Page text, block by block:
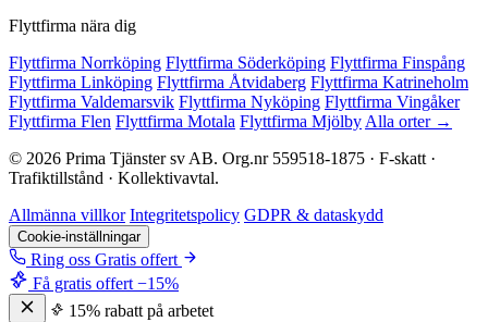
Flyttfirma nära dig
Flyttfirma Norrköping Flyttfirma Söderköping Flyttfirma Finspång
Flyttfirma Linköping Flyttfirma Åtvidaberg Flyttfirma Katrineholm
Flyttfirma Valdemarsvik Flyttfirma Nyköping Flyttfirma Vingåker
Flyttfirma Flen Flyttfirma Motala Flyttfirma Mjölby Alla orter →
© 2026 Prima Tjänster sv AB. Org.nr 559518-1875 · F-skatt ·
Trafiktillstånd · Kollektivavtal.
Allmänna villkor Integritetspolicy GDPR & dataskydd
Cookie-inställningar
Ring oss Gratis offert
Få gratis offert −15%
15% rabatt på arbetet